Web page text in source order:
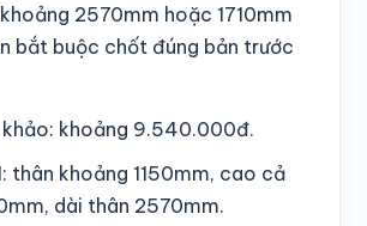
2570mm hoặc 1710mm
bắt buộc chốt đúng bản trước
khoảng 9.540.000đ.
thân khoảng 1150mm, cao cả
dài thân 2570mm.